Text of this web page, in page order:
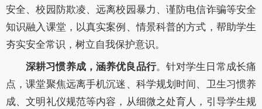
安全、校园防欺凌、远离校园暴力、谨防电信诈骗等安全
知识融入课堂，以真实案例、情景科普的方式，帮助学生
夯实安全常识，树立自我保护意识。
深耕习惯养成，涵养优良品行。针对学生日常成长痛
点，课堂聚焦远离手机沉迷、科学规划时间、卫生习惯养
成、文明礼仪规范等内容，从细微之处育人，引导学生规